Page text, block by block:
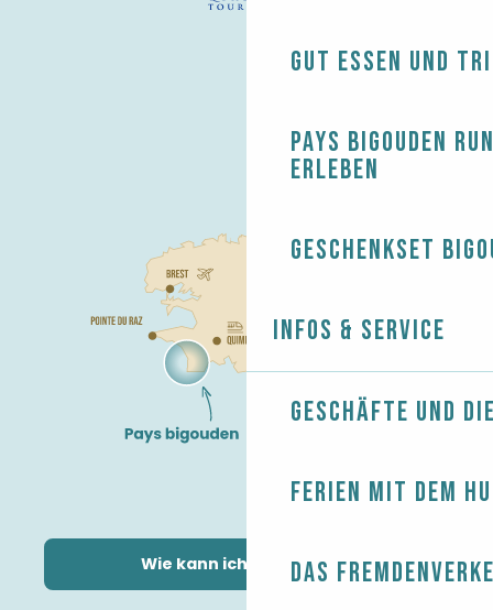
Gut essen und
Pays Bigouden
erleben
Geschenkset
Infos & Service
Geschäfte und
Ferien mit dem
Das
Wie kann ich kommen?